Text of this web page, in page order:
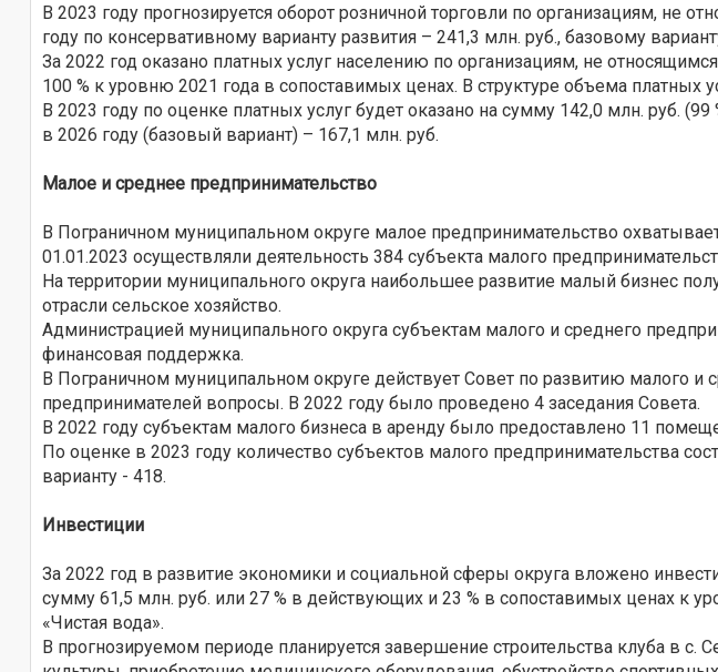
В 2023 году прогнозируется оборот розничной торговли по организациям, не
году по консервативному варианту развития – 241,3 млн. руб., базовому
За 2022 год оказано платных услуг населению по организациям, не
100 % к уровню 2021 года в сопоставимых ценах. В структуре объема
В 2023 году по оценке платных услуг будет оказано на сумму 142,0 млн. руб.
в 2026 году (базовый вариант) – 167,1 млн. руб.
Малое и среднее предпринимательство
В Пограничном муниципальном округе малое предпринимательство
01.01.2023 осуществляли деятельность 384 субъекта малого
На территории муниципального округа наибольшее развитие малый бизнес
отрасли сельское хозяйство.
Администрацией муниципального округа субъектам малого и среднего
финансовая поддержка.
В Пограничном муниципальном округе действует Совет по развитию малого и
предпринимателей вопросы. В 2022 году было проведено 4 заседания Совета.
В 2022 году субъектам малого бизнеса в аренду было предоставлено 11
По оценке в 2023 году количество субъектов малого предпринимательства
варианту - 418.
Инвестиции
За 2022 год в развитие экономики и социальной сферы округа вложено
сумму 61,5 млн. руб. или 27 % в действующих и 23 % в сопоставимых ценах к
«Чистая вода».
В прогнозируемом периоде планируется завершение строительства клуба в